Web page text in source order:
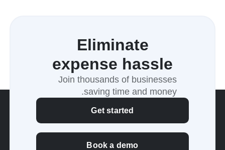
Eliminate
expense hassle
Join thousands of businesses
saving time and money.
Get started
Book a demo